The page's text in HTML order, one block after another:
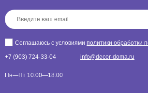
Соглашаюсь с условиями политики обработки
+7 (903) 724-33-04 info@decor-doma.ru
Пн—Пт 10:00—18:00